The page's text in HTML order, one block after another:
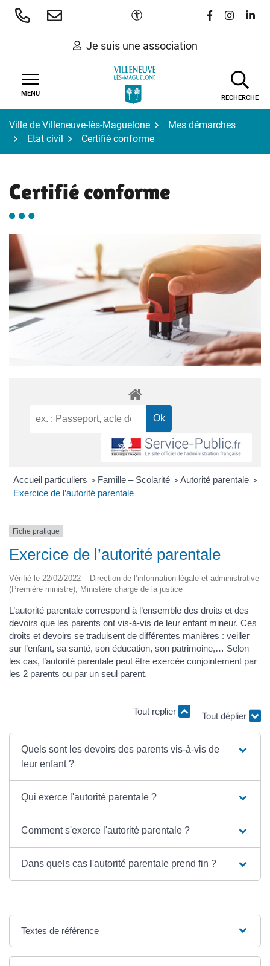
Aller
Paramètres d'accessibilité
Lien vers le
Lien vers
Lien
Je suis une association
MENU
RECHERCHE
Ville de Villeneuve-lès-Maguelone
Mes démarches
Etat civil
Certifié conforme
Certifié conforme
Accueil particuliers > Famille – Scolarité > Autorité parentale >
Exercice de l’autorité parentale
Fiche pratique
Exercice de l’autorité parentale
Vérifié le 22/02/2022 – Direction de l’information légale et administrative
(Première ministre), Ministère chargé de la justice
L’autorité parentale correspond à l’ensemble des droits et des
devoirs que les parents ont vis-à-vis de leur enfant mineur. Ces
droits et devoirs se traduisent de différentes manières : veiller
sur l’enfant, sa santé, son éducation, son patrimoine,… Selon
les cas, l’autorité parentale peut être exercée conjointement par
les 2 parents ou par un seul parent.
Tout replier
Tout déplier
Quels sont les devoirs des parents vis-à-vis de
leur enfant ?
Qui exerce l'autorité parentale ?
Comment s'exerce l'autorité parentale ?
Dans quels cas l'autorité parentale prend fin ?
Textes de référence